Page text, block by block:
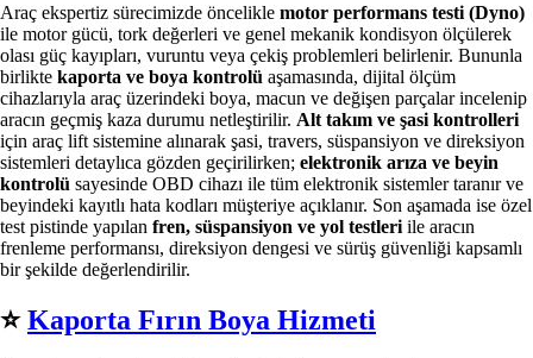
Araç ekspertiz sürecimizde öncelikle motor performans testi (Dyno)
ile motor gücü, tork değerleri ve genel mekanik kondisyon ölçülerek
olası güç kayıpları, vuruntu veya çekiş problemleri belirlenir. Bununla
birlikte kaporta ve boya kontrolü aşamasında, dijital ölçüm
cihazlarıyla araç üzerindeki boya, macun ve değişen parçalar incelenip
aracın geçmiş kaza durumu netleştirilir. Alt takım ve şasi kontrolleri
için araç lift sistemine alınarak şasi, travers, süspansiyon ve direksiyon
sistemleri detaylıca gözden geçirilirken; elektronik arıza ve beyin
kontrolü sayesinde OBD cihazı ile tüm elektronik sistemler taranır ve
beyindeki kayıtlı hata kodları müşteriye açıklanır. Son aşamada ise özel
test pistinde yapılan fren, süspansiyon ve yol testleri ile aracın
frenleme performansı, direksiyon dengesi ve sürüş güvenliği kapsamlı
bir şekilde değerlendirilir.
⭐️Kaporta Fırın Boya Hizmeti